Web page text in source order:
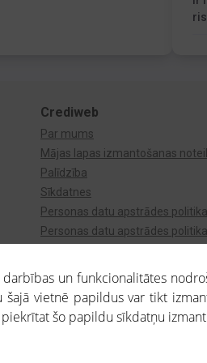
Crediweb
Par mums
Mājas lapas izmantošanas
Palīdzība
Sīkdatnes
Personas datu apstrādes politika
Personas datu apstrādes
ietvaros saņemtajai informācijai ir uzziņas
un funkcionalitātes
vietnē papildus var tikt
piekrītat šo papildu sīkdatņu